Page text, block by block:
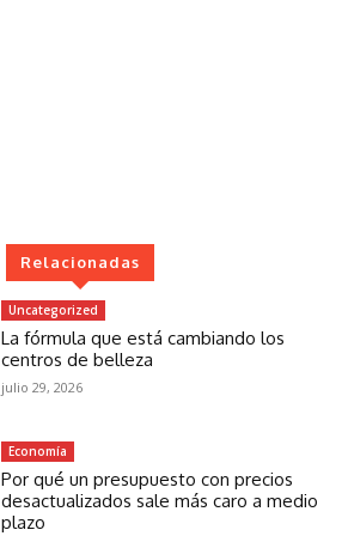
Relacionadas
Uncategorized
La fórmula que está cambiando los
centros de belleza
julio 29, 2026
Economía
Por qué un presupuesto con precios
desactualizados sale más caro a medio
plazo